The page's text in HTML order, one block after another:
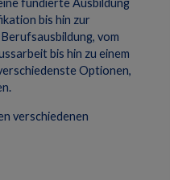
fundierte Ausbildung
bis hin zur
vom
bis hin zu einem
Optionen,
verschiedenen